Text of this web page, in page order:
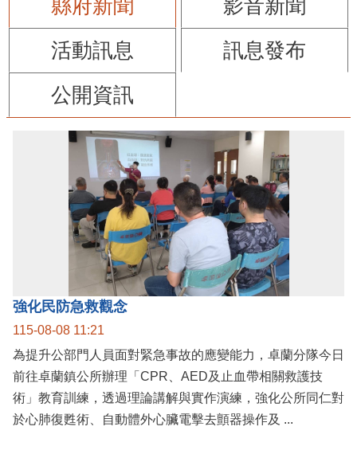
縣府新聞
影音新聞
活動訊息
訊息發布
公開資訊
強化民防急救觀念
115-08-08 11:21
為提升公部門人員面對緊急事故的應變能力，卓蘭分隊今日
前往卓蘭鎮公所辦理「CPR、AED及止血帶相關救護技
術」教育訓練，透過理論講解與實作演練，強化公所同仁對
於心肺復甦術、自動體外心臟電擊去顫器操作及 ...